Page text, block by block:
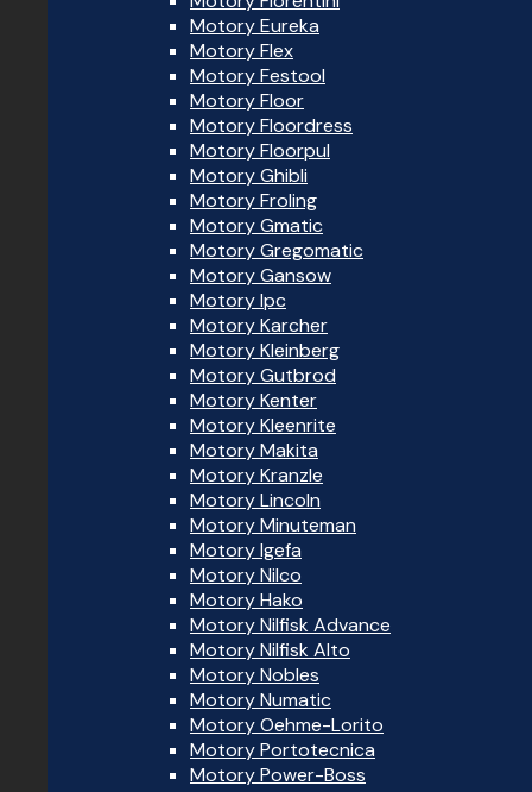
Motory Eureka
Motory Flex
Motory Festool
Motory Floor
Motory Floordress
Motory Floorpul
Motory Ghibli
Motory Froling
Motory Gmatic
Motory Gregomatic
Motory Gansow
Motory Ipc
Motory Karcher
Motory Kleinberg
Motory Gutbrod
Motory Kenter
Motory Kleenrite
Motory Makita
Motory Kranzle
Motory Lincoln
Motory Minuteman
Motory Igefa
Motory Nilco
Motory Hako
Motory Nilfisk Advance
Motory Nilfisk Alto
Motory Nobles
Motory Numatic
Motory Oehme-Lorito
Motory Portotecnica
Motory Power-Boss